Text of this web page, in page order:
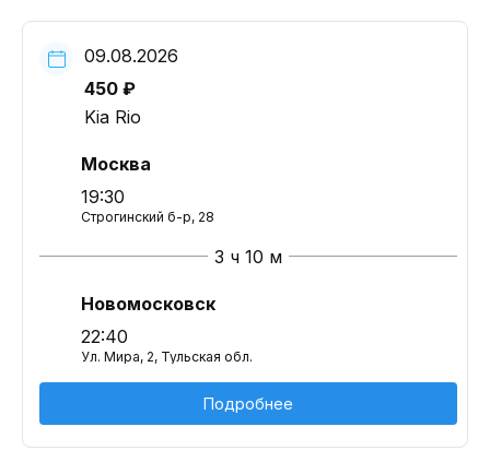
09.08.2026
450 ₽
Kia Rio
Москва
19:30
Строгинский б-р, 28
3 ч 10 м
Новомосковск
22:40
Ул. Мира, 2, Тульская обл.
Подробнее